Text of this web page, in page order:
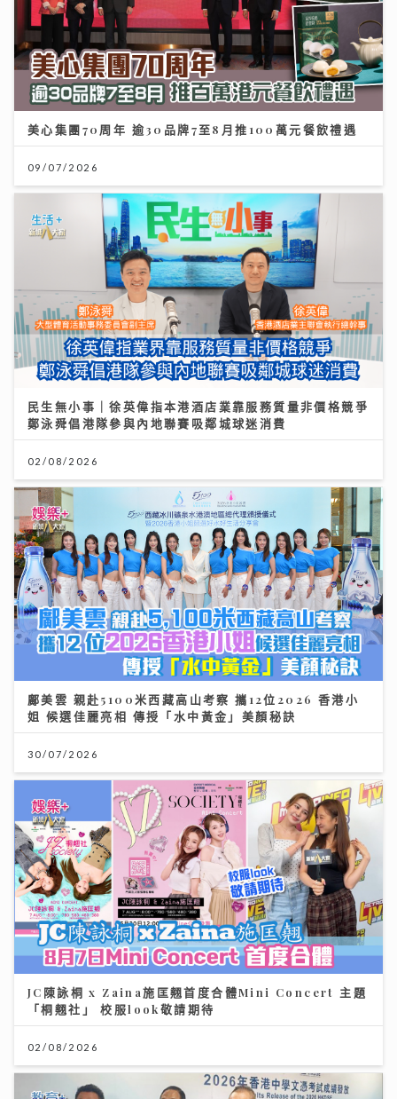
美心集團70周年 逾30品牌7至8月推100萬元餐飲禮遇
09/07/2026
民生無小事｜徐英偉指本港酒店業靠服務質量非價格競爭
鄭泳舜倡港隊參與內地聯賽吸鄰城球迷消費
02/08/2026
鄺美雲 親赴5100米西藏高山考察 攜12位2026 香港小
姐 候選佳麗亮相 傳授「水中黃金」美顏秘訣
30/07/2026
JC陳詠桐 x Zaina施匡翹首度合體Mini Concert 主題
「桐翹社」 校服look敬請期待
02/08/2026